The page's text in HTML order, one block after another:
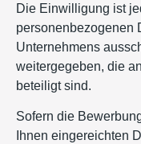
Die Einwilligung ist
personenbezogenen
Unternehmens
weitergegeben, die
beteiligt sind.
Sofern die
Ihnen eingereichten